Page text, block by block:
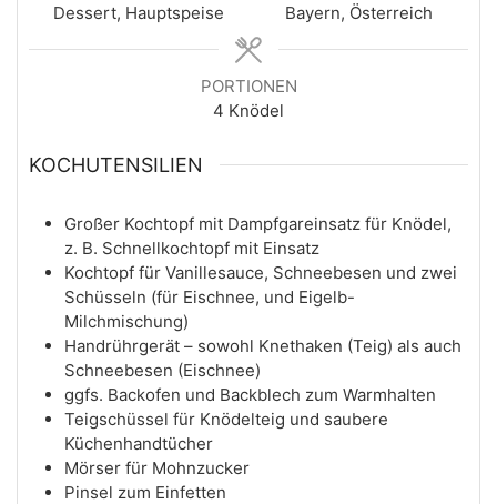
Dessert, Hauptspeise
Bayern, Österreich
PORTIONEN
4 Knödel
KOCHUTENSILIEN
Großer Kochtopf mit Dampfgareinsatz für Knödel,
z. B. Schnellkochtopf mit Einsatz
Kochtopf für Vanillesauce, Schneebesen und zwei
Schüsseln (für Eischnee, und Eigelb-
Milchmischung)
Handrührgerät – sowohl Knethaken (Teig) als auch
Schneebesen (Eischnee)
ggfs. Backofen und Backblech zum Warmhalten
Teigschüssel für Knödelteig und saubere
Küchenhandtücher
Mörser für Mohnzucker
Pinsel zum Einfetten